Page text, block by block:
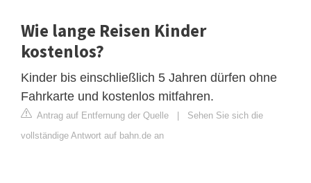
Wie lange Reisen Kinder
kostenlos?
Kinder bis einschließlich 5 Jahren dürfen ohne
Fahrkarte und kostenlos mitfahren.
Antrag auf Entfernung der Quelle
Sehen Sie sich die
vollständige Antwort auf bahn.de an